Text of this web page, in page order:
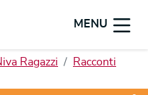
MENU
Ragazzi
Racconti